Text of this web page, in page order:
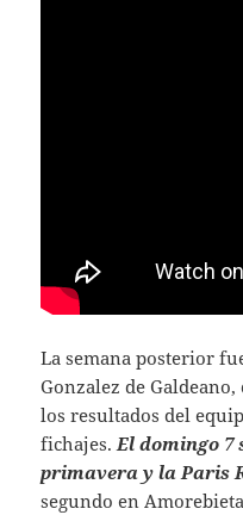
La semana posterior
Gonzalez de
los resultados del
fichajes.El domingo 7
primavera y la Paris
segundo en